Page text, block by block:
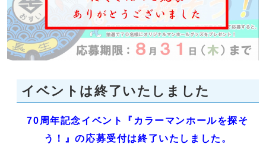
イベントは終了いたしました
70周年記念イベント『カラーマンホールを探そ
う！』の応募受付は終了いたしました。